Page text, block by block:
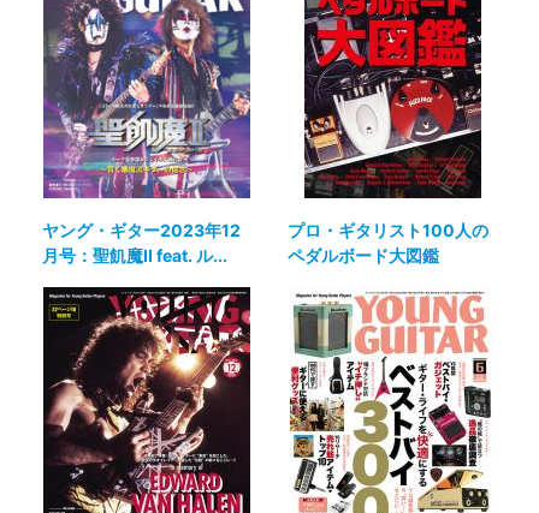
ヤング・ギター2023年12
月号：聖飢魔II feat. ル...
プロ・ギタリスト100人の
ペダルボード大図鑑